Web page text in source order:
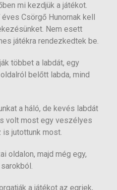
mi kezdjük a játékot.
Csörgő Hunornak kell
Nem esett
játékra rendezkedtek be.
többet a labdát, egy
belőtt labda, mind
a háló, de kevés labdát
volt most egy veszélyes
jutottunk most.
oldalon, majd még egy,
a játékot az egriek,